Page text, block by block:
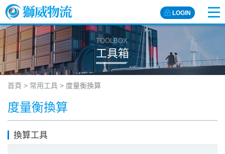
LOGIN
TOOLBOX
工具箱
首頁 > 常用工具 > 度量衡換算
度量衡換算
換算工具